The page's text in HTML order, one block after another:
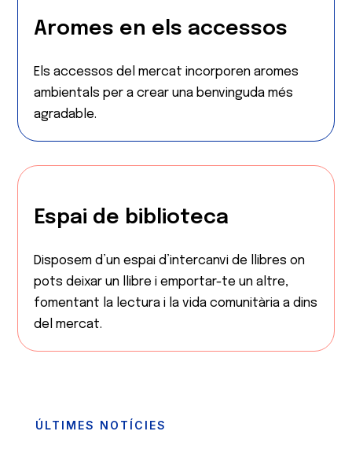
Aromes en els accessos
Els accessos del mercat incorporen aromes
ambientals per a crear una benvinguda més
agradable.
Espai de biblioteca
Disposem d’un espai d’intercanvi de llibres on
pots deixar un llibre i emportar-te un altre,
fomentant la lectura i la vida comunitària a dins
del mercat.
ÚLTIMES NOTÍCIES